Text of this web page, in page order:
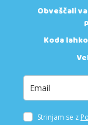
Obveščali
Koda
Strinjam se z